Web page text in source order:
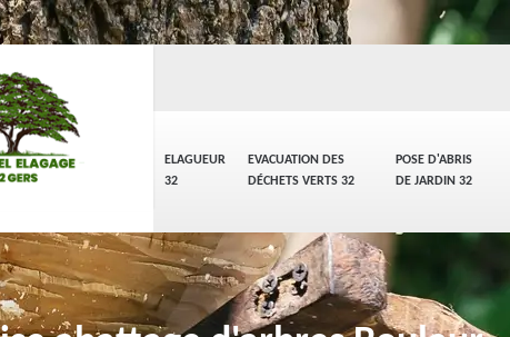
ELAGUEUR
32
EVACUATION DES
DÉCHETS VERTS 32
POSE D'ABRIS
DE JARDIN 32